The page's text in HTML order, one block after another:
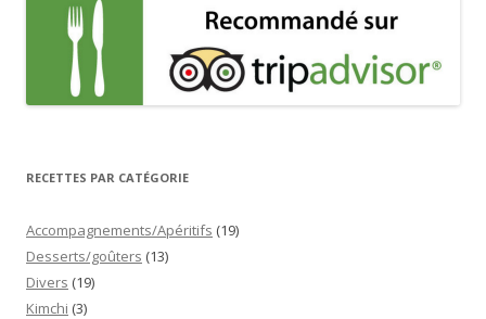
RECETTES PAR CATÉGORIE
Accompagnements/Apéritifs (19)
Desserts/goûters (13)
Divers (19)
Kimchi (3)